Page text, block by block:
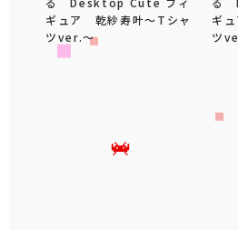
ギュア 乾紗寿叶～Tシャ
ツver.～
ギ
ツ